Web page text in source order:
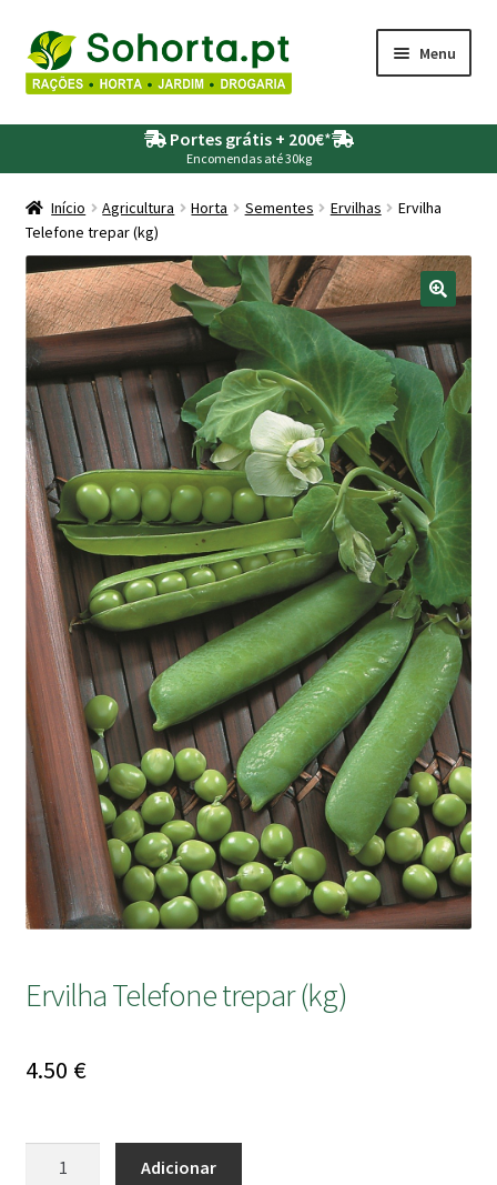
Ir
para
a
navegação
Saltar
para
o
conteúdo
Menu
Agricultura
Drogaria
Depósitos – Fossas
Jardim
Piscinas
Rega
Portes grátis + 200€*
Encomendas até 30kg
Início Agricultura Horta Sementes Ervilhas
Ervilha
Telefone trepar (kg)
Ervilha Telefone trepar (kg)
4.50 €
Adicionar